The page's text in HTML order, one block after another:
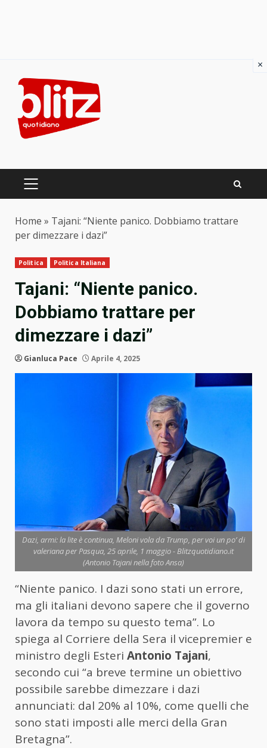
content
PRIMARY
Home » Tajani: “Niente panico. Dobbiamo trattare
per dimezzare i dazi”
Politica Politica Italiana
Tajani: “Niente panico.
Dobbiamo trattare per
dimezzare i dazi”
Gianluca Pace Aprile 4, 2025
Dazi, armi: la lite è continua, Meloni vola da Trump, per voi un po’ di
valeriana per Pasqua, 25 aprile, 1 maggio - Blitzquotidiano.it
(Antonio Tajani nella foto Ansa)
“Niente panico. I dazi sono stati un errore,
ma gli italiani devono sapere che il governo
lavora da tempo su questo tema”. Lo
spiega al Corriere della Sera il vicepremier e
ministro degli Esteri Antonio Tajani,
secondo cui “a breve termine un obiettivo
possibile sarebbe dimezzare i dazi
annunciati: dal 20% al 10%, come quelli che
sono stati imposti alle merci della Gran
Bretagna”.
×